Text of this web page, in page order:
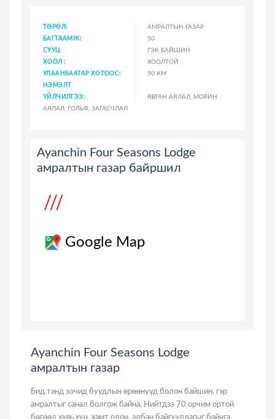
ТӨРӨЛ:
АМРАЛТЫН ГАЗАР
БАГТААМЖ:
50
СУУЦ
ГЭР, БАЙШИН
ХООЛ :
ХООЛТОЙ
УЛААНБААТАР ХОТООС:
50 КМ
НЭМЭЛТ
ҮЙЛЧИЛГЭЭ:
ЯВГАН АЯЛАЛ, МОРИН
АЯЛАЛ, ГОЛЬФ, ЗАГАСЧЛАЛ
Ayanchin Four Seasons Lodge
амралтын газар байршил
Google Map
Ayanchin Four Seasons Lodge
амралтын газар
Бид танд зочид буудлын өрөөнүүд болон байшин, гэр
амралтыг санал болгож байна. Нийтдээ 70 орчим ортой